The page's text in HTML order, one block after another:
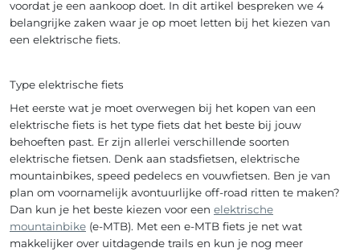
voordat je een aankoop doet. In dit artikel bespreken we 4
belangrijke zaken waar je op moet letten bij het kiezen van
een elektrische fiets.
Type elektrische fiets
Het eerste wat je moet overwegen bij het kopen van een
elektrische fiets is het type fiets dat het beste bij jouw
behoeften past. Er zijn allerlei verschillende soorten
elektrische fietsen. Denk aan stadsfietsen, elektrische
mountainbikes, speed pedelecs en vouwfietsen. Ben je van
plan om voornamelijk avontuurlijke off-road ritten te maken?
Dan kun je het beste kiezen voor een elektrische
mountainbike (e-MTB). Met een e-MTB fiets je net wat
makkelijker over uitdagende trails en kun je nog meer